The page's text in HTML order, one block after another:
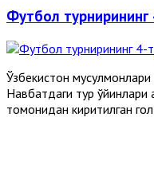
Футбол
Ўзбекистон
Навбатдаги тур
томонидан киритилган